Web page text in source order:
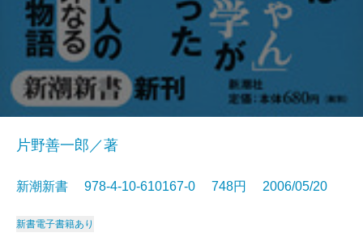
片野善一郎／著
新潮新書 978-4-10-610167-0 748円 2006/05/20
新書電子書籍あり